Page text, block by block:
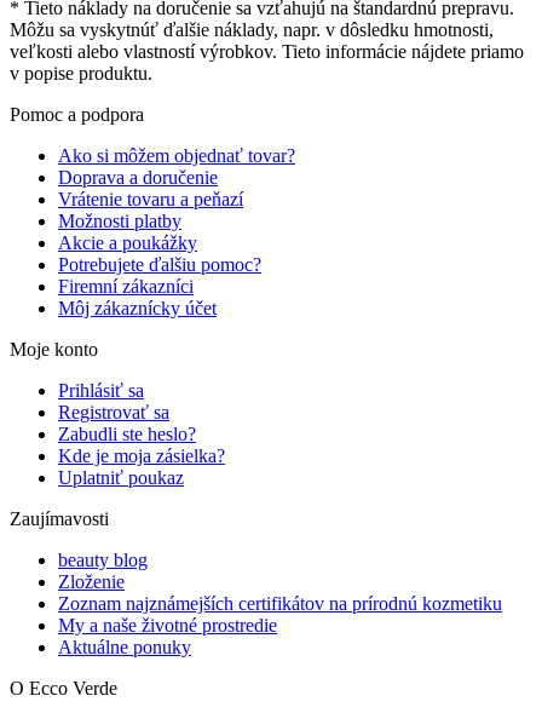
* Tieto náklady na doručenie sa vzťahujú na štandardnú prepravu.
Môžu sa vyskytnúť ďalšie náklady, napr. v dôsledku hmotnosti,
veľkosti alebo vlastností výrobkov. Tieto informácie nájdete priamo
v popise produktu.
Pomoc a podpora
Ako si môžem objednať tovar?
Doprava a doručenie
Vrátenie tovaru a peňazí
Možnosti platby
Akcie a poukážky
Potrebujete ďalšiu pomoc?
Firemní zákazníci
Môj zákaznícky účet
Moje konto
Prihlásiť sa
Registrovať sa
Zabudli ste heslo?
Kde je moja zásielka?
Uplatniť poukaz
Zaujímavosti
beauty blog
Zloženie
Zoznam najznámejších certifikátov na prírodnú kozmetiku
My a naše životné prostredie
Aktuálne ponuky
O Ecco Verde